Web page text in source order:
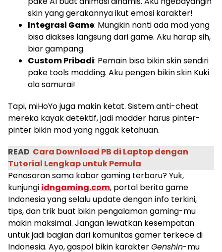
skin yang gerakannya ikut emosi karakter!
Integrasi Game: Mungkin nanti ada mod yang
bisa diakses langsung dari game. Aku harap sih,
biar gampang.
Custom Pribadi: Pemain bisa bikin skin sendiri
pake tools modding. Aku pengen bikin skin Kuki
ala samurai!
Tapi, miHoYo juga makin ketat. Sistem anti-cheat
mereka kayak detektif, jadi modder harus pinter-
pinter bikin mod yang nggak ketahuan.
READ Cara Download PB di Laptop dengan
Tutorial Lengkap untuk Pemula
Penasaran sama kabar gaming terbaru? Yuk,
kunjungi idngaming.com, portal berita game
Indonesia yang selalu update dengan info terkini,
tips, dan trik buat bikin pengalaman gaming-mu
makin maksimal. Jangan lewatkan kesempatan
untuk jadi bagian dari komunitas gamer terkece di
Indonesia. Ayo, gaspol bikin karakterGenshin-mu